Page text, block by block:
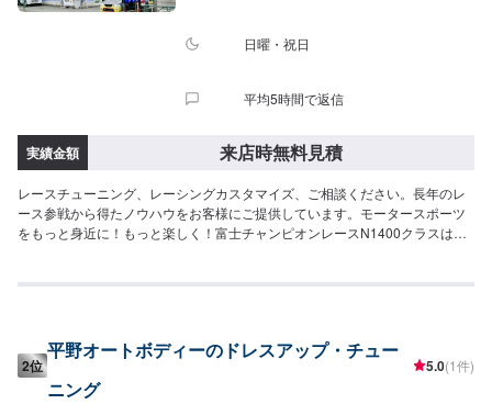
日曜・祝日
平均5時間で返信
実績金額 来店時無料見積
レースチューニング、レーシングカスタマイズ、ご相談ください。長年のレ
ース参戦から得たノウハウをお客様にご提供しています。モータースポーツ
をもっと身近に！もっと楽しく！富士チャンピオンレースN1400クラスは排
るま工房優流のモットー】・お客さんのわがままにできる限り答える。・面
っすぐに基本へこだわりたいと思っています。ライフワークとして富士チャ
ンピオンレースN1400クラスに参戦しながら車両のカスタム、チューンアッ
プを研究して自社の技術へ取り込んできました。アマチュアレースからプロ
2位
平野オートボディーのドレスアップ・チュー
ニング
5.0(1件)